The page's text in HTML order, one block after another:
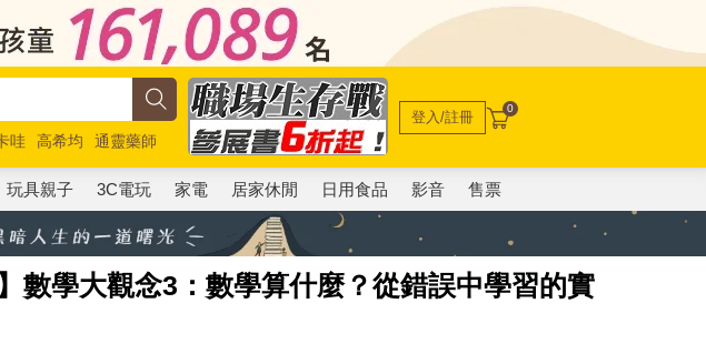
哇 高希均
通靈藥師
登入/註冊 0
玩具親子 3C電玩 家電 居家休閒 日用食品 影音 售票
】數學大觀念3：數學算什麼？從錯誤中學習的實